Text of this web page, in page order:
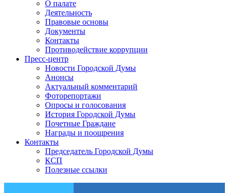
О палате
Деятельность
Правовые основы
Документы
Контакты
Противодействие коррупции
Пресс-центр
Новости Городской Думы
Анонсы
Актуальный комментарий
Фоторепортажи
Опросы и голосования
История Городской Думы
Почетные Граждане
Награды и поощрения
Контакты
Председатель Городской Думы
КСП
Полезные ссылки